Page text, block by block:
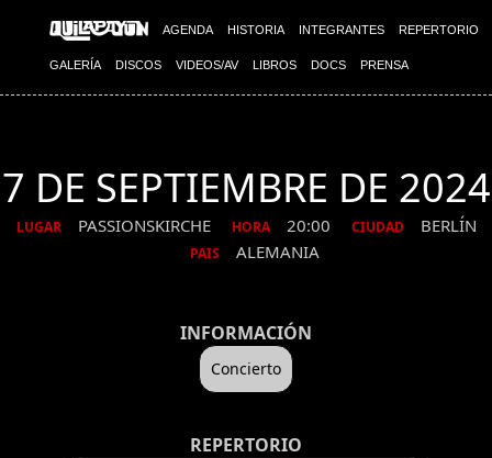
AGENDA HISTORIA INTEGRANTES REPERTORIO
GALERÍA DISCOS VIDEOS/AV LIBROS DOCS PRENSA
7 DE SEPTIEMBRE DE 2024
LUGAR PASSIONSKIRCHE HORA 20:00 CIUDAD BERLÍN
PAIS ALEMANIA
INFORMACIÓN
Concierto
REPERTORIO